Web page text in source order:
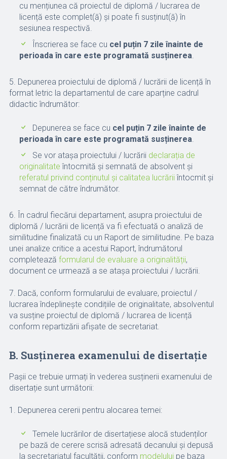
cu mențiunea că proiectul de diplomă / lucrarea de
licență este complet(ă) și poate fi susținut(ă) în
sesiunea respectivă.
Înscrierea se face cu cel puțin 7 zileînainte de
perioada în care este programată susținerea.
5. Depunerea proiectului de diplomă / lucrării de licență în
format letric la departamentul de care aparține cadrul
didactic îndrumător:
Depunerea se face cu cel puțin 7 zileînainte de
perioada în care este programată susținerea.
Se vor atașa proiectului / lucrării declarația de
originalitate întocmită și semnată de absolvent și
referatul privind conținutul și calitatea lucrăriiîntocmit și
semnat de către îndrumător.
6. În cadrul fiecărui departament, asupra proiectului de
diplomă / lucrării de licență va fi efectuată o analiză de
similitudine finalizată cu un Raport de similitudine. Pe baza
unei analize critice a acestui Raport, îndrumătorul
completează formularul de evaluare a originalității,
document ce urmează a se atașa proiectului / lucrării.
7. Dacă, conform formularului de evaluare, proiectul /
lucrarea îndeplinește condițiile de originalitate, absolventul
va susține proiectul de diplomă / lucrarea de licență
conform repartizării afișate de secretariat.
B. Susținerea examenului de disertație
Pașii ce trebuie urmați în vederea susținerii examenului de
disertație sunt următorii:
1. Depunerea cererii pentru alocarea temei:
Temele lucrărilor de disertațiese alocă studenților
pe bază de cerere scrisă adresată decanului și depusă
la secretariatul facultății, conform modeluluipe baza